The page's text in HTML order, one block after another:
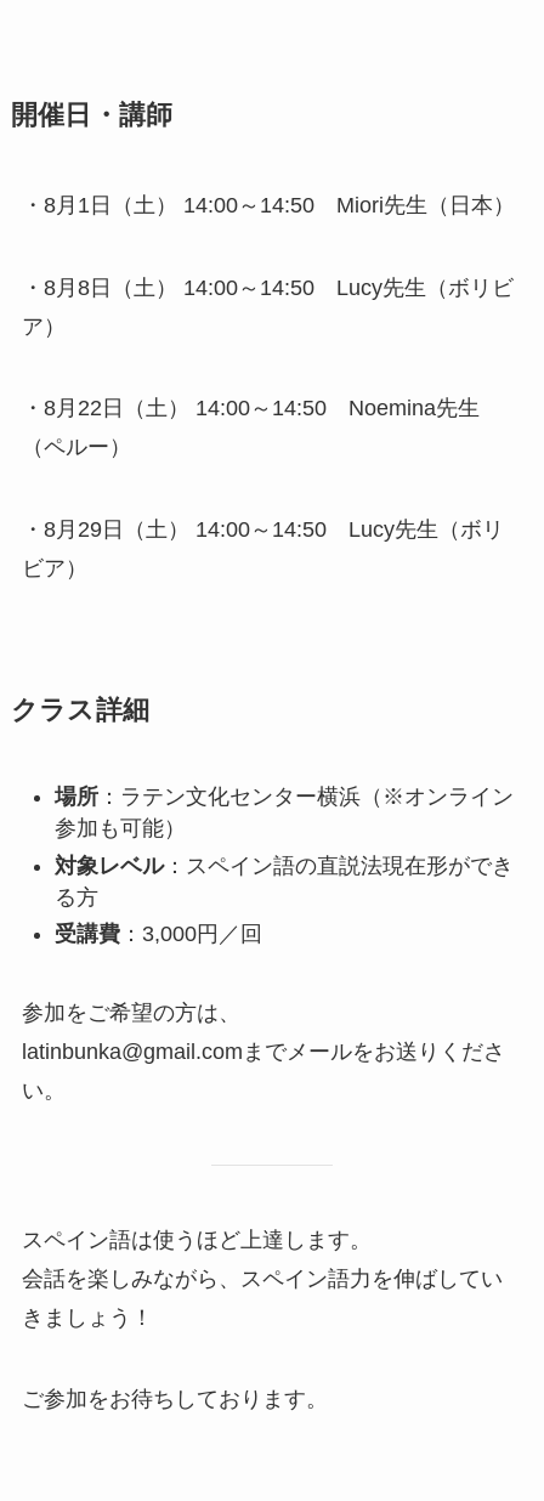
開催日・講師
・8月1日（土） 14:00～14:50 Miori先生（日本）
・8月8日（土） 14:00～14:50 Lucy先生（ボリビ
ア）
・8月22日（土） 14:00～14:50 Noemina先生
（ペルー）
・8月29日（土） 14:00～14:50 Lucy先生（ボリ
ビア）
クラス詳細
場所：ラテン文化センター横浜（※オンライン
参加も可能）
対象レベル：スペイン語の直説法現在形ができ
る方
受講費：3,000円／回
参加をご希望の方は、
latinbunka@gmail.comまでメールをお送りくださ
い。
スペイン語は使うほど上達します。
会話を楽しみながら、スペイン語力を伸ばしてい
きましょう！
ご参加をお待ちしております。